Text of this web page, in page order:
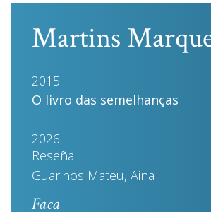
Martins
2015
O livro das semelhanças
2026
Reseña
Guarinos Mateu, Aina
Faca